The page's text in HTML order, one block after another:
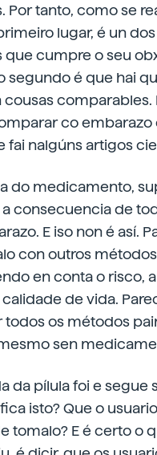
tanto, como se
lugar, é un
cumpre o seu
segundo é que hai
comparables.
co embarazo
fai nalgúns artigos
do medicamento,
consecuencia de
E iso non é así.
con outros
en conta o risco, a
de vida.
todos os métodos
sen
da pílula foi e segue
isto? Que o
tomalo? E é certo o